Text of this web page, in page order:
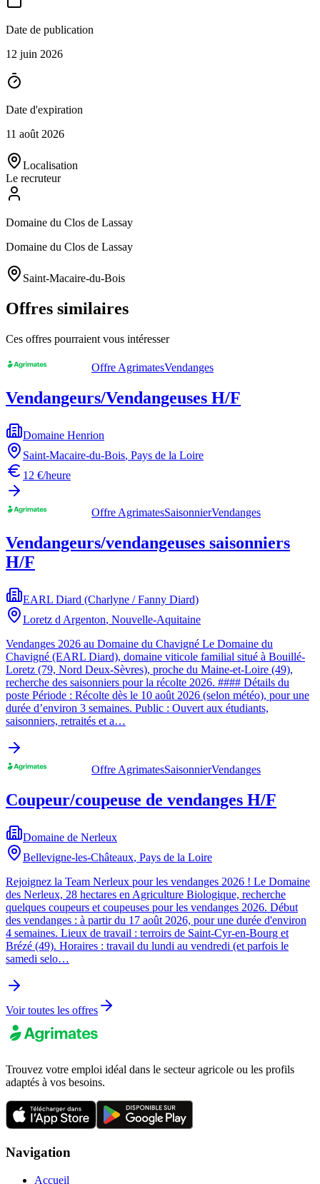
Date de publication
12 juin 2026
Date d'expiration
11 août 2026
Localisation
Le recruteur
Domaine du Clos de Lassay
Domaine du Clos de Lassay
Saint-Macaire-du-Bois
Offres similaires
Ces offres pourraient vous intéresser
Offre AgrimatesVendanges
Vendangeurs/Vendangeuses H/F
Domaine Henrion
Saint-Macaire-du-Bois, Pays de la Loire
12 €/heure
Offre AgrimatesSaisonnierVendanges
Vendangeurs/vendangeuses saisonniers
H/F
EARL Diard (Charlyne / Fanny Diard)
Loretz d Argenton, Nouvelle-Aquitaine
Vendanges 2026 au Domaine du Chavigné Le Domaine du
Chavigné (EARL Diard), domaine viticole familial situé à Bouillé-
Loretz (79, Nord Deux-Sèvres), proche du Maine-et-Loire (49),
recherche des saisonniers pour la récolte 2026. #### Détails du
poste Période : Récolte dès le 10 août 2026 (selon météo), pour une
durée d’environ 3 semaines. Public : Ouvert aux étudiants,
saisonniers, retraités et a…
Offre AgrimatesSaisonnierVendanges
Coupeur/coupeuse de vendanges H/F
Domaine de Nerleux
Bellevigne-les-Châteaux, Pays de la Loire
Rejoignez la Team Nerleux pour les vendanges 2026 ! Le Domaine
des Nerleux, 28 hectares en Agriculture Biologique, recherche
quelques coupeurs et coupeuses pour les vendanges 2026. Début
des vendanges : à partir du 17 août 2026, pour une durée d'environ
4 semaines. Lieux de travail : terroirs de Saint-Cyr-en-Bourg et
Brézé (49). Horaires : travail du lundi au vendredi (et parfois le
samedi selo…
Voir toutes les offres
Trouvez votre emploi idéal dans le secteur agricole ou les profils
adaptés à vos besoins.
Navigation
Accueil